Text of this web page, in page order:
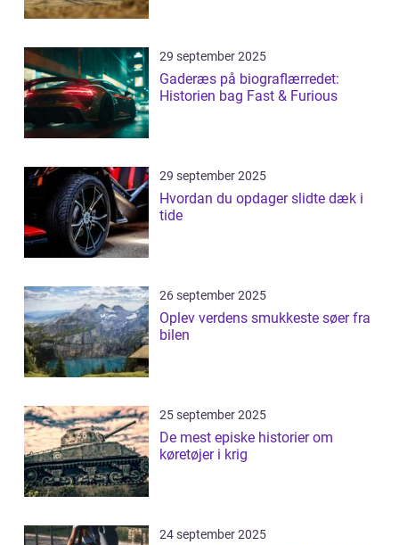
29 september 2025
Gaderæs på biograflærredet:
Historien bag Fast & Furious
29 september 2025
Hvordan du opdager slidte dæk i
tide
26 september 2025
Oplev verdens smukkeste søer fra
bilen
25 september 2025
De mest episke historier om
køretøjer i krig
24 september 2025